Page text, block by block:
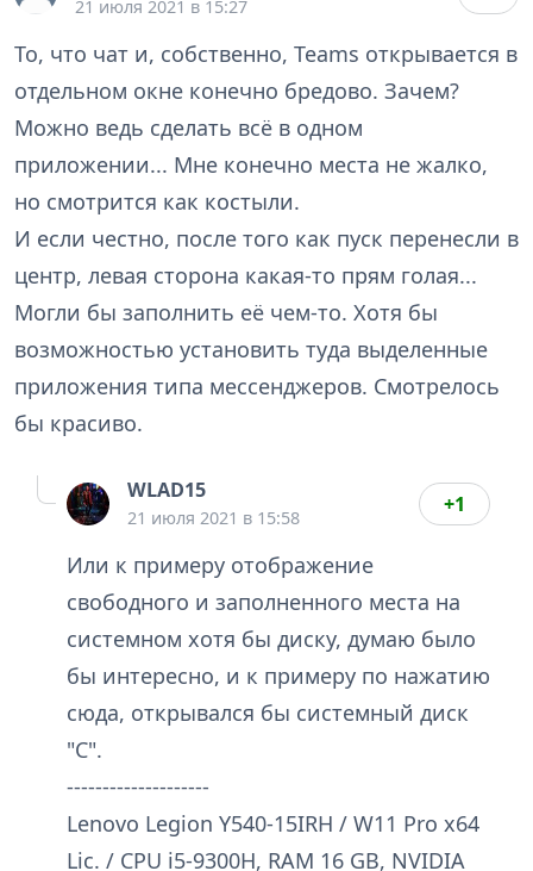
21 июля 2021 в 15:27
То, что чат и, собственно, Teams открывается в
отдельном окне конечно бредово. Зачем?
Можно ведь сделать всё в одном
приложении... Мне конечно места не жалко,
но смотрится как костыли.
И если честно, после того как пуск перенесли в
центр, левая сторона какая-то прям голая...
Могли бы заполнить её чем-то. Хотя бы
возможностью установить туда выделенные
приложения типа мессенджеров. Смотрелось
бы красиво.
WLAD15
21 июля 2021 в 15:58
+1
Или к примеру отображение
свободного и заполненного места на
системном хотя бы диску, думаю было
бы интересно, и к примеру по нажатию
сюда, открывался бы системный диск
"С".
--------------------
Lenovo Legion Y540-15IRH / W11 Pro x64
Lic. / CPU i5-9300H, RAM 16 GB, NVIDIA